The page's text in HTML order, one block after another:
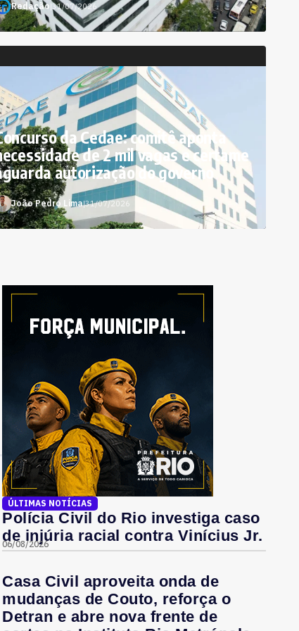
Redação|31/07/2026
da Cedae: comitê aponta
de 2 mil vagas e certame
autorização do governo
João Pedro Lima|31/07/2026
ÚLTIMAS NOTÍCIAS
Polícia Civil do Rio investiga caso
de injúria racial contra Vinícius Jr.
06/08/2026
Casa Civil aproveita onda de
mudanças de Couto, reforça o
Detran e abre nova frente de